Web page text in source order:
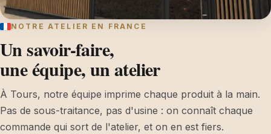
NOTRE ATELIER EN FRANCE
Un savoir-faire,
une équipe, un atelier
À Tours, notre équipe imprime chaque produit à la main.
Pas de sous-traitance, pas d'usine : on connaît chaque
commande qui sort de l'atelier, et on en est fiers.